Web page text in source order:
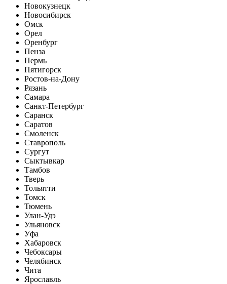
Новокузнецк
Новосибирск
Омск
Орел
Оренбург
Пенза
Пермь
Пятигорск
Ростов-на-Дону
Рязань
Самара
Санкт-Петербург
Саранск
Саратов
Смоленск
Ставрополь
Сургут
Сыктывкар
Тамбов
Тверь
Тольятти
Томск
Тюмень
Улан-Удэ
Ульяновск
Уфа
Хабаровск
Чебоксары
Челябинск
Чита
Ярославль